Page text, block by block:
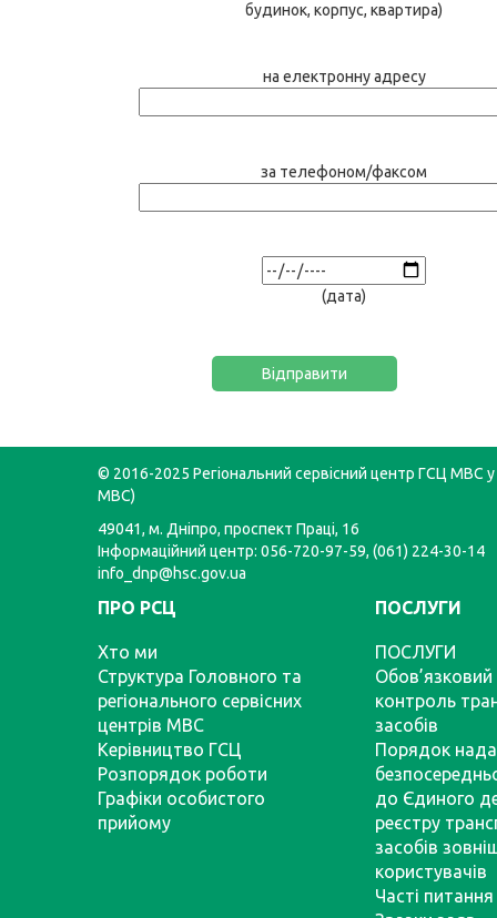
будинок, корпус, квартира)
на електронну адресу
за телефоном/факсом
(дата)
© 2016-2025 Регіональний сервісний центр ГСЦ МВС у
МВС)
49041, м. Дніпро, проспект Праці, 16
Інформаційний центр: 056-720-97-59, (061) 224-30-14
info_dnp@hsc.gov.ua
ПРО РСЦ
Хто ми
Структура Головного та
регіонального сервісних
центрів МВС
Керівництво ГСЦ
Розпорядок роботи
Графіки особистого
прийому
ПОСЛУГИ
ПОСЛУГИ
Обов’язковий
контроль
засобів
Порядок
до Єдиного
реєстру
засобів
користувачів
Часті питання